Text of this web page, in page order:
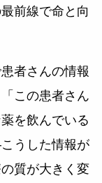
前線で命と向
者さんの情報
この患者さん
を飲んでいる
うした情報が
質が大きく変